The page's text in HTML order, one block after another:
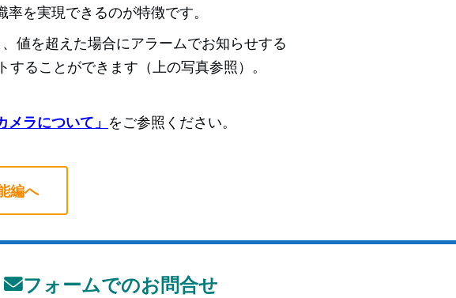
を実現できるのが特徴です。
値を超えた場合にアラームでお知らせする
ることができます（上の写真参照）。
ラについて」 をご参照ください。
編へ
フォームでのお問合せ